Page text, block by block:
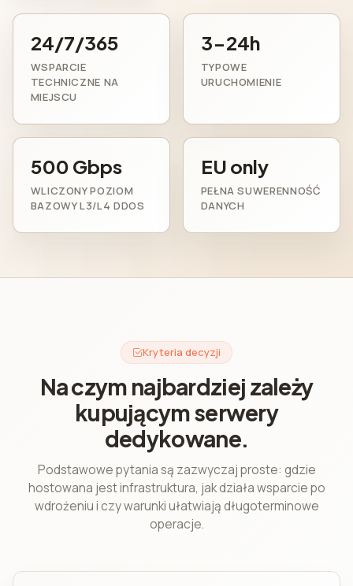
24/7/365
WSPARCIE
TECHNICZNE NA
MIEJSCU
3-24h
TYPOWE
URUCHOMIENIE
500 Gbps
WLICZONY POZIOM
BAZOWY L3/L4 DDOS
EU only
PEŁNA SUWERENNOŚĆ
DANYCH
Kryteria decyzji
Na czym najbardziej zależy
kupującym serwery
dedykowane.
Podstawowe pytania są zazwyczaj proste: gdzie
hostowana jest infrastruktura, jak działa wsparcie po
wdrożeniu i czy warunki ułatwiają długoterminowe
operacje.